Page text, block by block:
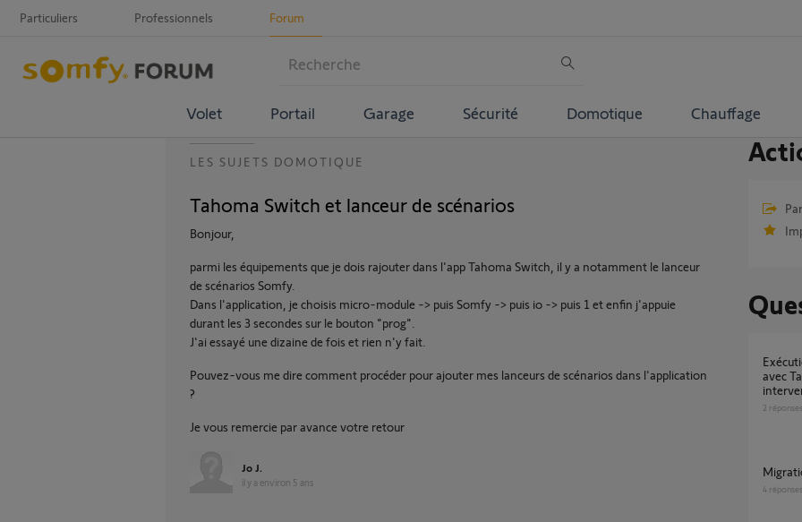
Particuliers Professionnels Forum
Volet Portail Garage Sécurité Domotique Chauffage
LES SUJETS DOMOTIQUE
Tahoma Switch et lanceur de scénarios
Bonjour,
parmi les équipements que je dois rajouter dans l'app Tahoma Switch, il y a notamment le lanceur
de scénarios Somfy.
Dans l'application, je choisis micro-module -> puis Somfy -> puis io -> puis 1 et enfin j'appuie
durant les 3 secondes sur le bouton "prog".
J'ai essayé une dizaine de fois et rien n'y fait.
Pouvez-vous me dire comment procéder pour ajouter mes lanceurs de scénarios dans l'application
?
Je vous remercie par avance votre retour
Jo J.
il y a environ 5 ans
Exécution de scénarios fantômes (supprimés)
avec
2 réponses
4 réponses